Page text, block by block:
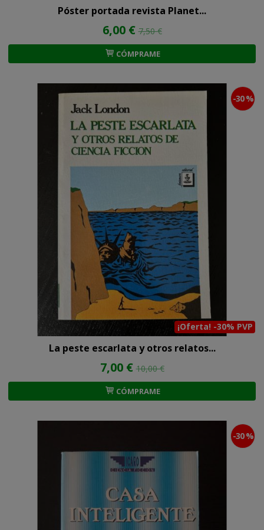
Póster portada revista Planet...
6,00 €7,50 €
CÓMPRAME
¡Oferta! -30% PVP
-30 %
La peste escarlata y otros relatos...
7,00 €10,00 €
CÓMPRAME
-30 %